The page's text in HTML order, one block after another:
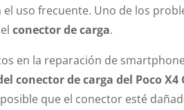
uso frecuente. Uno de los
elconector de carga.
en la reparación de
conector de carga del Poco X4
que el conector esté